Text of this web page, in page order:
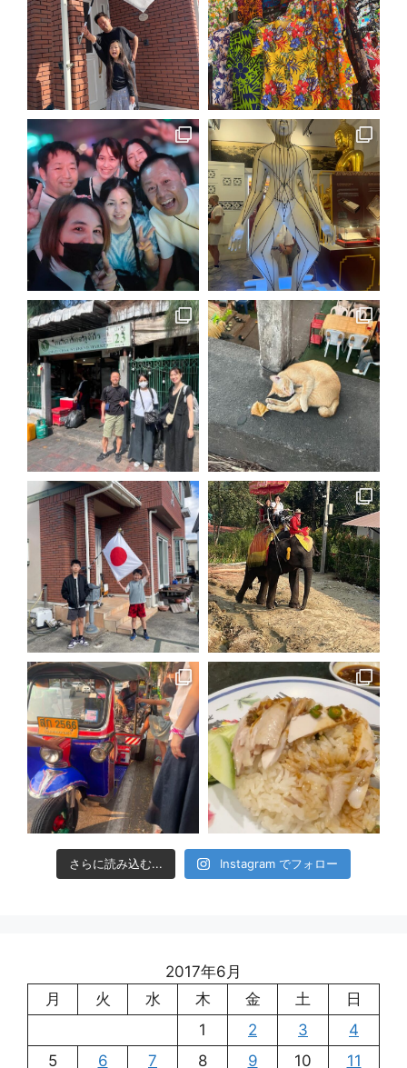
さらに読み込む... Instagram でフォロー
2017年6月
月
火 水 木 金 土
日
1
2 3
4
5
6 7 8 9 10 11